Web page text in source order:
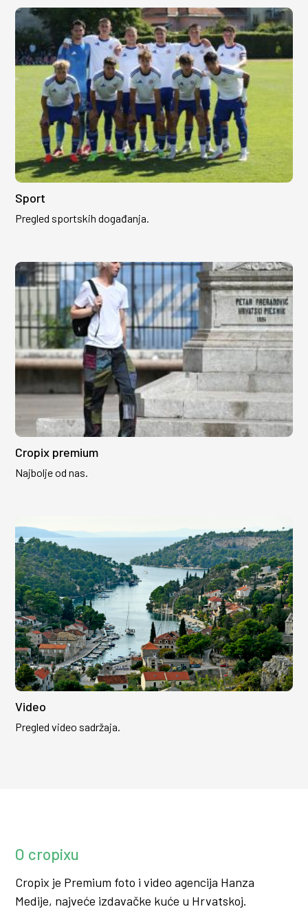
Sport
Pregled sportskih događanja.
Cropix premium
Najbolje od nas.
Video
Pregled video sadržaja.
O cropixu
Cropix je Premium foto i video agencija Hanza
Medije, najveće izdavačke kuće u Hrvatskoj.